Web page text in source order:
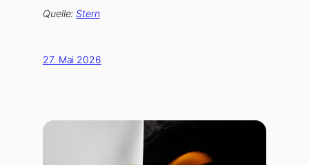
Quelle:Stern
27. Mai 2026